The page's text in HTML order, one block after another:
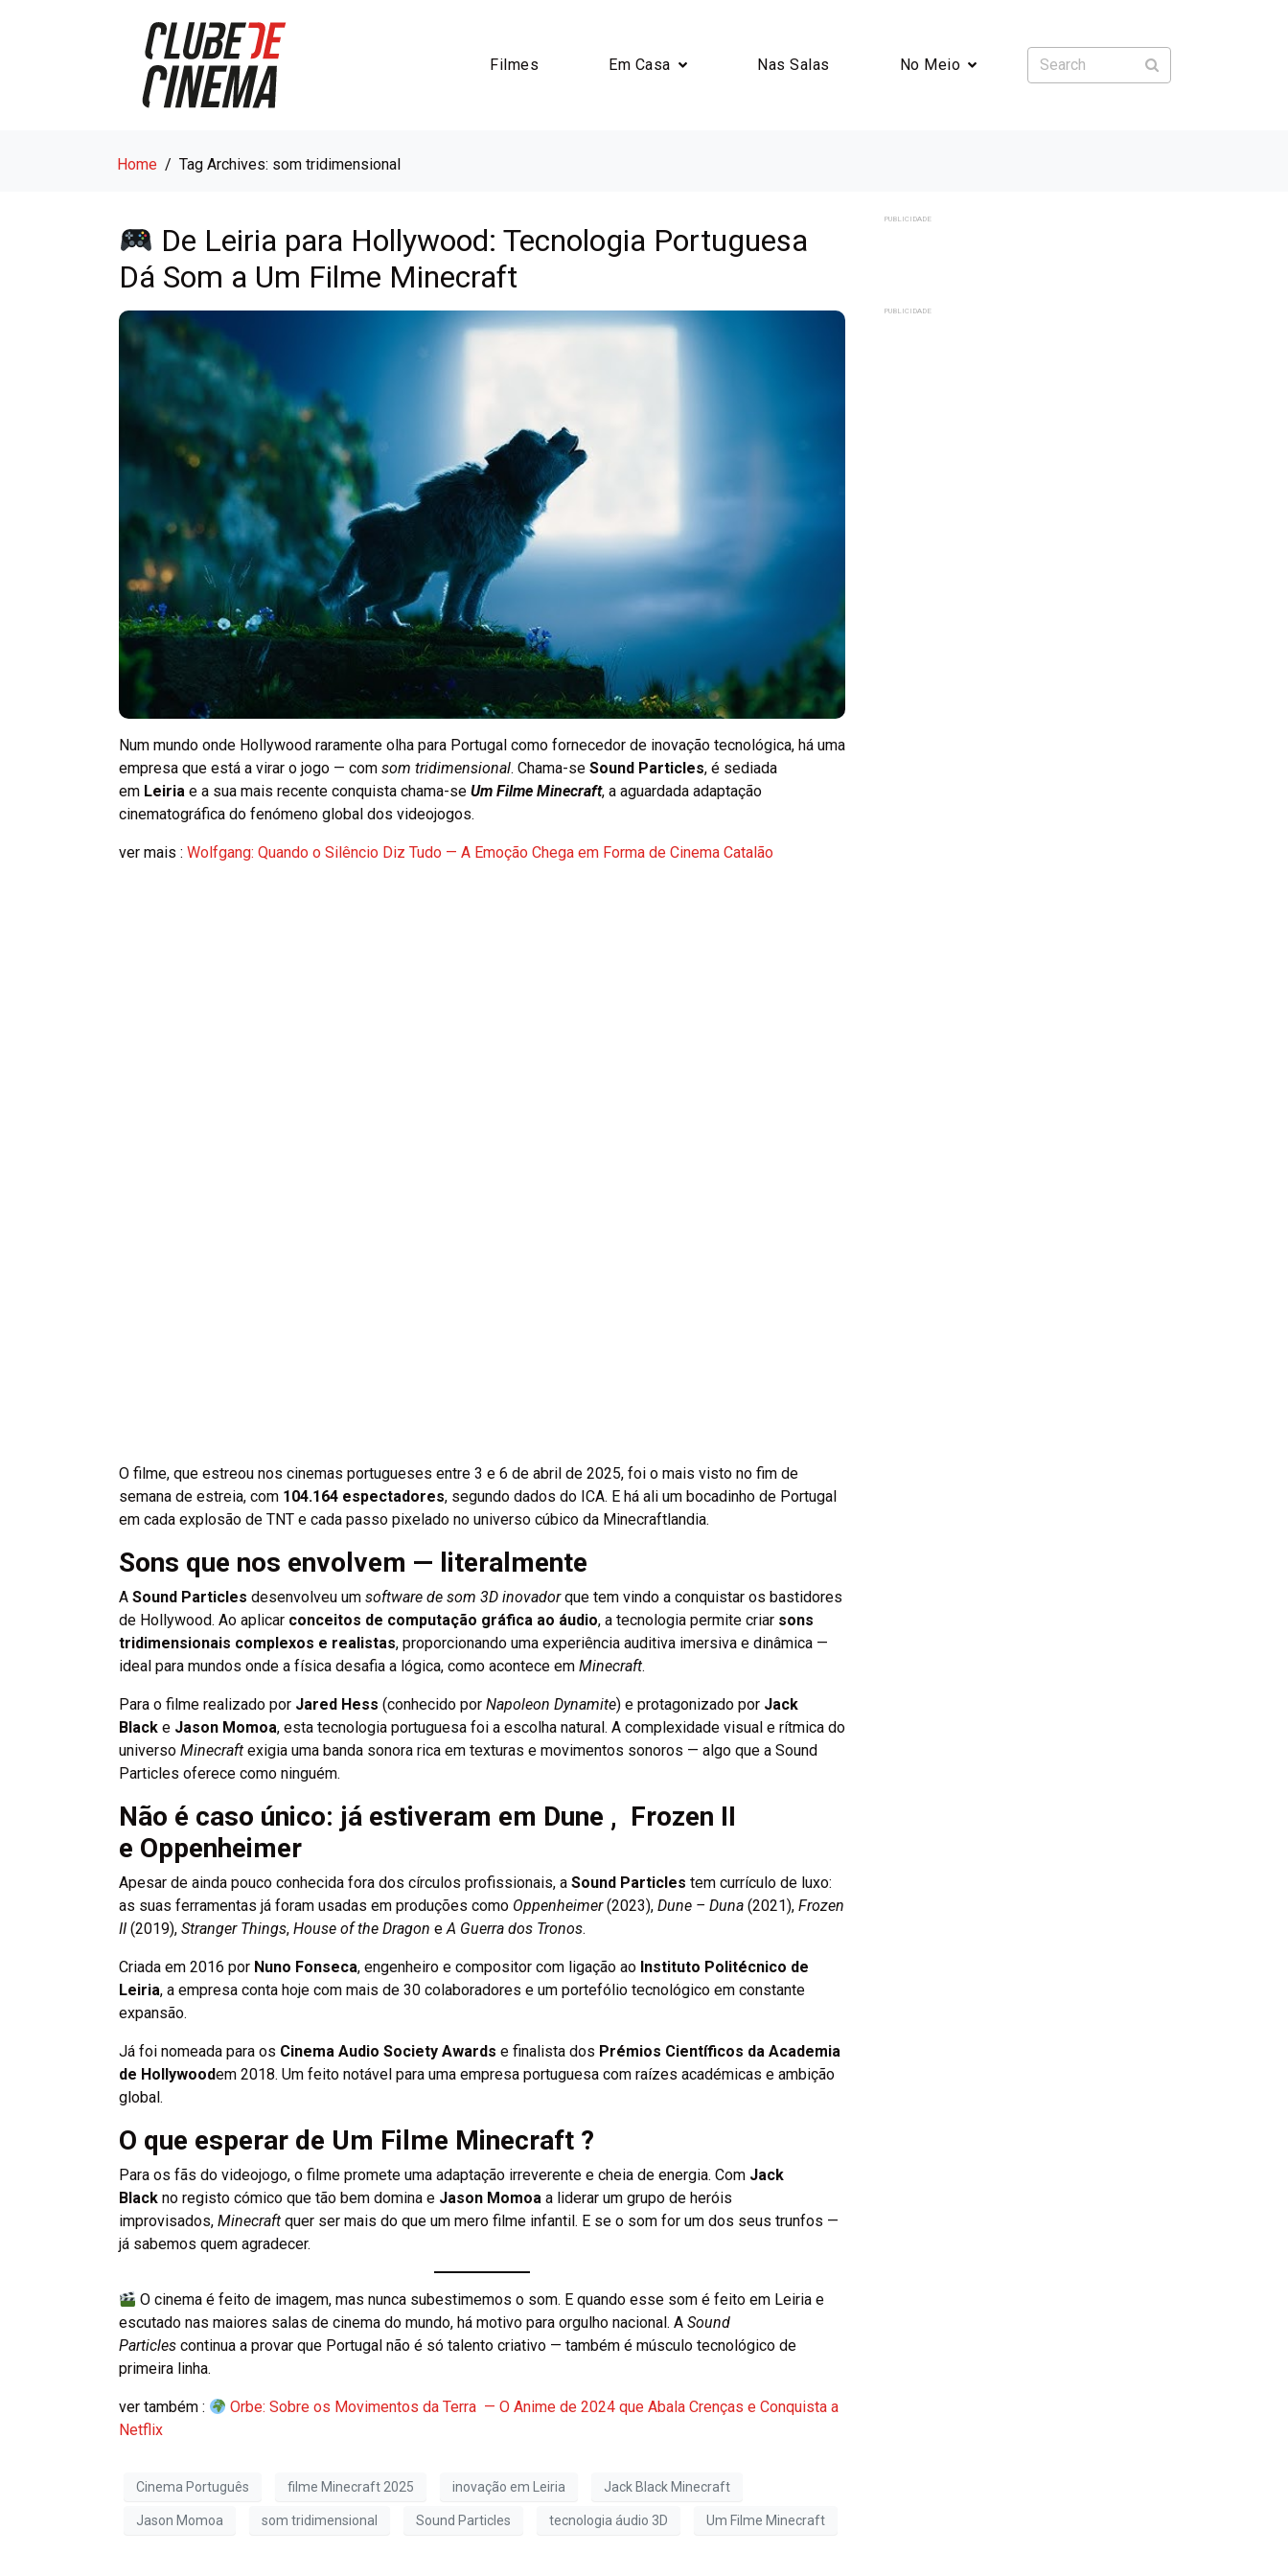
Filmes Em Casa Nas Salas No Meio
Home Tag Archives: som tridimensional
De Leiria para Hollywood: Tecnologia Portuguesa
Dá Som a Um Filme Minecraft
Num mundo onde Hollywood raramente olha para Portugal como fornecedor de inovação tecnológica, há uma
empresa que está a virar o jogo — com som tridimensional. Chama-se Sound Particles, é sediada
em Leiria e a sua mais recente conquista chama-se Um Filme Minecraft, a aguardada adaptação
cinematográfica do fenómeno global dos videojogos.
ver mais : Wolfgang: Quando o Silêncio Diz Tudo — A Emoção Chega em Forma de Cinema Catalão
O filme, que estreou nos cinemas portugueses entre 3 e 6 de abril de 2025, foi o mais visto no fim de
semana de estreia, com 104.164 espectadores, segundo dados do ICA. E há ali um bocadinho de Portugal
em cada explosão de TNT e cada passo pixelado no universo cúbico da Minecraftlandia.
Sons que nos envolvem — literalmente
A Sound Particles desenvolveu um software de som 3D inovadorque tem vindo a conquistar os bastidores
de Hollywood. Ao aplicar conceitos de computação gráfica ao áudio, a tecnologia permite criar sons
tridimensionais complexos e realistas, proporcionando uma experiência auditiva imersiva e dinâmica —
ideal para mundos onde a física desafia a lógica, como acontece em Minecraft.
Para o filme realizado por Jared Hess (conhecido por Napoleon Dynamite) e protagonizado por Jack
Black e Jason Momoa, esta tecnologia portuguesa foi a escolha natural. A complexidade visual e rítmica do
universo Minecraft exigia uma banda sonora rica em texturas e movimentos sonoros — algo que a Sound
Particles oferece como ninguém.
Não é caso único: já estiveram em Dune , Frozen II
e Oppenheimer
Apesar de ainda pouco conhecida fora dos círculos profissionais, a Sound Particles tem currículo de luxo:
as suas ferramentas já foram usadas em produções como Oppenheimer(2023), Dune – Duna (2021), Frozen
II (2019), Stranger Things, House of the Dragon eA Guerra dos Tronos.
Criada em 2016 por Nuno Fonseca, engenheiro e compositor com ligação ao Instituto Politécnico de
Leiria, a empresa conta hoje com mais de 30 colaboradores e um portefólio tecnológico em constante
expansão.
Já foi nomeada para os Cinema Audio Society Awards e finalista dos Prémios Científicos da Academia
de Hollywoodem 2018. Um feito notável para uma empresa portuguesa com raízes académicas e ambição
global.
O que esperar de Um Filme Minecraft ?
Para os fãs do videojogo, o filme promete uma adaptação irreverente e cheia de energia. Com Jack
Black no registo cómico que tão bem domina e Jason Momoa a liderar um grupo de heróis
improvisados, Minecraft quer ser mais do que um mero filme infantil. E se o som for um dos seus trunfos —
já sabemos quem agradecer.
O cinema é feito de imagem, mas nunca subestimemos o som. E quando esse som é feito em Leiria e
escutado nas maiores salas de cinema do mundo, há motivo para orgulho nacional. A Sound
Particles continua a provar que Portugal não é só talento criativo — também é músculo tecnológico de
primeira linha.
ver também :
Orbe: Sobre os Movimentos da Terra — O Anime de 2024 que Abala Crenças e Conquista a
Netflix
Cinema Português filme Minecraft 2025 inovação em Leiria Jack Black Minecraft
Jason Momoa som tridimensional Sound Particles tecnologia áudio 3D Um Filme Minecraft
PUBLICIDADE
PUBLICIDADE